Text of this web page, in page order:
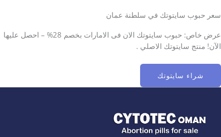
سعر حبوب سايتوتك في سلطنة عمان
عرض خاص: حبوب سايتوتك الان فى الامارات بخصم 28% – احصل عليها
الآن! منتج سايتوتك الاصلي .
شراء سايتوتك